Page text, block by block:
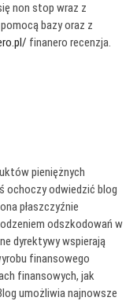
non stop wraz z
bazy oraz z
finanero recenzja.
pieniężnych
ochoczy odwiedzić blog
płaszczyźnie
odszkodowań w
dyrektywy wspierają
finansowego
finansowych, jak
umożliwia najnowsze